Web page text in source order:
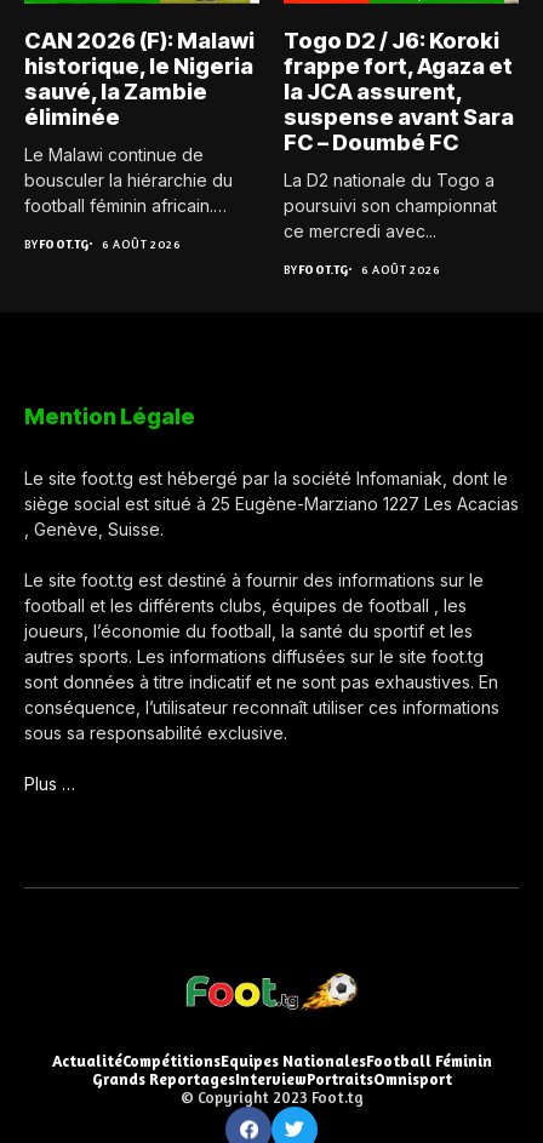
CAN 2026 (F): Malawi
historique, le Nigeria
sauvé, la Zambie
éliminée
Le Malawi continue de
bousculer la hiérarchie du
football féminin africain.
BYFOOT.TG 6 AOÛT 2026
Togo D2 / J6: Koroki
frappe fort, Agaza et
la JCA assurent,
suspense avant Sara
FC – Doumbé FC
La D2 nationale du Togo a
poursuivi son championnat
ce mercredi avec...
BYFOOT.TG 6 AOÛT 2026
Mention Légale
Le site foot.tg est hébergé par la société Infomaniak, dont le
siège social est situé à 25 Eugène-Marziano 1227 Les Acacias
, Genève, Suisse.
Le site foot.tg est destiné à fournir des informations sur le
football et les différents clubs, équipes de football , les
joueurs, l’économie du football, la santé du sportif et les
autres sports. Les informations diffusées sur le site foot.tg
sont données à titre indicatif et ne sont pas exhaustives. En
conséquence, l’utilisateur reconnaît utiliser ces informations
sous sa responsabilité exclusive.
Plus …
ActualitéCompétitionsEquipes NationalesFootball Féminin
Grands ReportagesInterviewPortraitsOmnisport
© Copyright 2023 Foot.tg